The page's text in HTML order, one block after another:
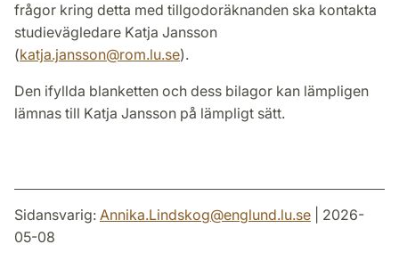
frågor kring detta med tillgodoräknanden ska kontakta
studievägledare Katja Jansson
(katja.jansson@rom.lu.se).
Den ifyllda blanketten och dess bilagor kan lämpligen
lämnas till Katja Jansson på lämpligt sätt.
Sidansvarig: Annika.Lindskog@englund.lu.se | 2026-
05-08